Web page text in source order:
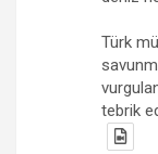
Türk
tebrik